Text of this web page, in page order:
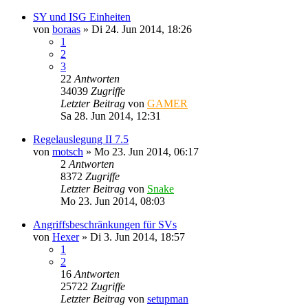
SY und ISG Einheiten
von boraas » Di 24. Jun 2014, 18:26
1
2
3
22 Antworten
34039 Zugriffe
Letzter Beitrag von GAMER
Sa 28. Jun 2014, 12:31
Regelauslegung II 7.5
von motsch » Mo 23. Jun 2014, 06:17
2 Antworten
8372 Zugriffe
Letzter Beitrag von Snake
Mo 23. Jun 2014, 08:03
Angriffsbeschränkungen für SVs
von Hexer» Di 3. Jun 2014, 18:57
1
2
16 Antworten
25722 Zugriffe
Letzter Beitrag von setupman